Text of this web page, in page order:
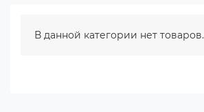
В данной категории нет товаров.